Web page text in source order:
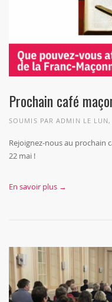
Prochain café
SOUMIS PARADMIN LE
Rejoignez-nous au prochain
22 mai !
En savoir plus →